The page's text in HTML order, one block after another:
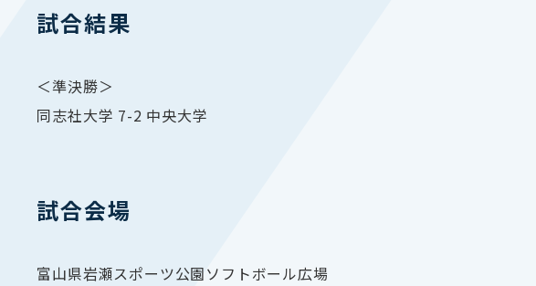
試合結果
＜準決勝＞
同志社大学 7-2 中央大学
試合会場
富山県岩瀬スポーツ公園ソフトボール広場